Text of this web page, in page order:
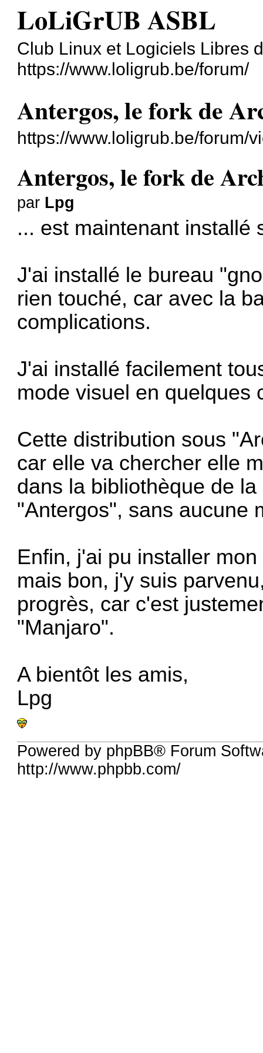
LoLiGrUB ASBL
Club Linux et Logiciels Libres
https://www.loligrub.be/forum/
Antergos, le fork de
https://www.loligrub.be/forum/
Antergos, le fork de
par Lpg
... est maintenant installé
J'ai installé le bureau
rien touché, car avec la
complications.
J'ai installé facilement
mode visuel en quelques
Cette distribution sous
car elle va chercher elle
dans la bibliothèque de
"Antergos", sans aucune
Enfin, j'ai pu installer
mais bon, j'y suis
progrès, car c'est
"Manjaro".
A bientôt les amis,
Lpg
Powered by phpBB® Forum
http://www.phpbb.com/